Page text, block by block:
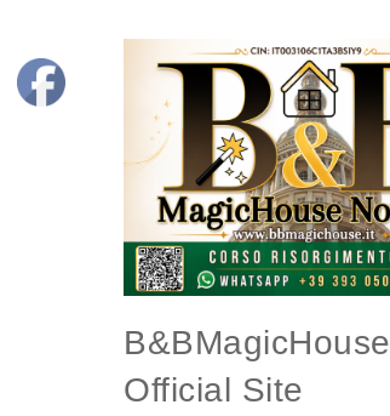
B&BMagicHouse
Official Site